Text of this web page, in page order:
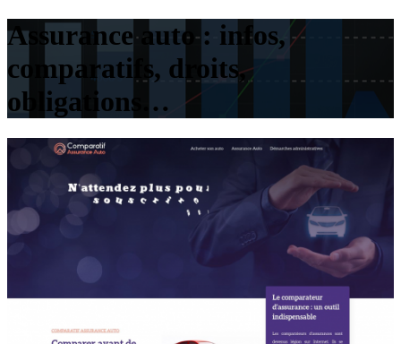
Assurance auto : infos,
comparatifs, droits,
obligations…